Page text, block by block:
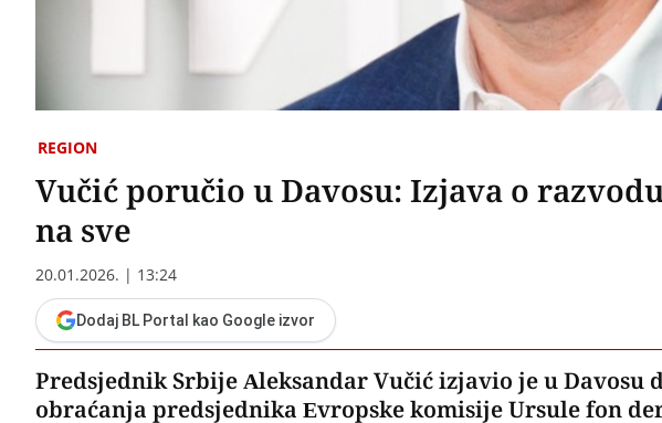
REGION
Vučić poručio u Davosu: Izjava o
na sve
20.01.2026. | 13:24
Dodaj BL Portal kao Google izvor
Predsjednik Srbije Aleksandar Vučić izjavio je u Davosu
obraćanja predsjednika Evropske komisije Ursule fon